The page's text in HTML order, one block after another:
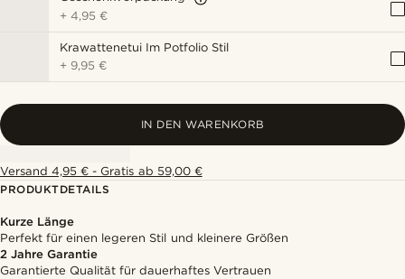
+4,95 €
Krawattenetui Im Potfolio Stil
+ 9,95 €
IN DEN WARENKORB
Versand 4,95 € - Gratis ab 59,00 €
PRODUKTDETAILS
Kurze Länge
Perfekt für einen legeren Stil und kleinere Größen
2 Jahre Garantie
Garantierte Qualität für dauerhaftes Vertrauen